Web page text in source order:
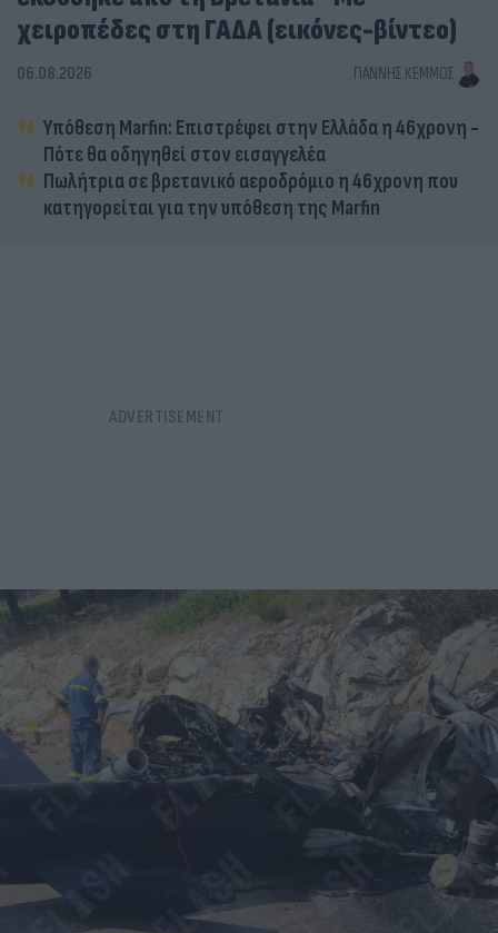
χειροπέδες στη ΓΑΔΑ (εικόνες-βίντεο)
06.08.2026 ΓΙΆΝΝΗΣ ΚΈΜΜΟΣ
Υπόθεση Marfin: Επιστρέφει στην Ελλάδα η 46χρονη -
Πότε θα οδηγηθεί στον εισαγγελέα
Πωλήτρια σε βρετανικό αεροδρόμιο η 46χρονη που
κατηγορείται για την υπόθεση της Marfin